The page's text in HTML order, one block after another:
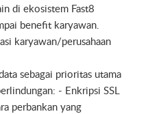
di ekosistem Fast8
benefit karyawan.
karyawan/perusahaan
sebagai prioritas utama
- Enkripsi SSL
perbankan yang